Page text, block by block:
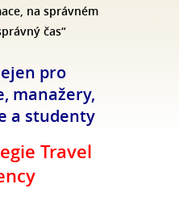
na správném
čas“
pro
manažery,
a studenty
Travel